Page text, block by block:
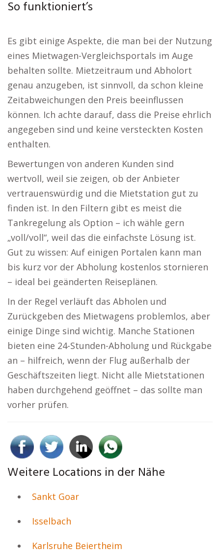
So funktioniert’s
Es gibt einige Aspekte, die man bei der Nutzung
eines Mietwagen-Vergleichsportals im Auge
behalten sollte. Mietzeitraum und Abholort
genau anzugeben, ist sinnvoll, da schon kleine
Zeitabweichungen den Preis beeinflussen
können. Ich achte darauf, dass die Preise ehrlich
angegeben sind und keine versteckten Kosten
enthalten.
Bewertungen von anderen Kunden sind
wertvoll, weil sie zeigen, ob der Anbieter
vertrauenswürdig und die Mietstation gut zu
finden ist. In den Filtern gibt es meist die
Tankregelung als Option – ich wähle gern
„voll/voll“, weil das die einfachste Lösung ist.
Gut zu wissen: Auf einigen Portalen kann man
bis kurz vor der Abholung kostenlos stornieren
– ideal bei geänderten Reiseplänen.
In der Regel verläuft das Abholen und
Zurückgeben des Mietwagens problemlos, aber
einige Dinge sind wichtig. Manche Stationen
bieten eine 24-Stunden-Abholung und Rückgabe
an – hilfreich, wenn der Flug außerhalb der
Geschäftszeiten liegt. Nicht alle Mietstationen
haben durchgehend geöffnet – das sollte man
vorher prüfen.
Weitere Locations in der Nähe
Sankt Goar
Isselbach
Karlsruhe Beiertheim